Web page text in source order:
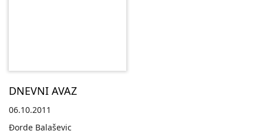
DNEVNI AVAZ
06.10.2011
Ðorde Balaševic